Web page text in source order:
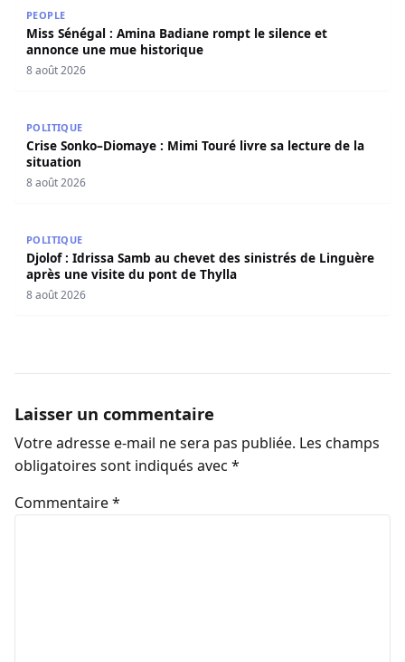
PEOPLE
Miss Sénégal : Amina Badiane rompt le silence et
annonce une mue historique
8 août 2026
POLITIQUE
Crise Sonko–Diomaye : Mimi Touré livre sa lecture de la
situation
8 août 2026
POLITIQUE
Djolof : Idrissa Samb au chevet des sinistrés de Linguère
après une visite du pont de Thylla
8 août 2026
Laisser un commentaire
Votre adresse e-mail ne sera pas publiée. Les champs
obligatoires sont indiqués avec *
Commentaire*